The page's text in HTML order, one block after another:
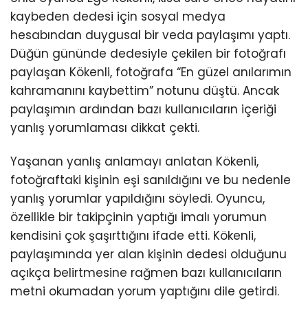
kaybeden dedesi için sosyal medya
hesabından duygusal bir veda paylaşımı yaptı.
Düğün gününde dedesiyle çekilen bir fotoğrafı
paylaşan Kökenli, fotoğrafa “En güzel anılarımın
kahramanını kaybettim” notunu düştü. Ancak
paylaşımın ardından bazı kullanıcıların içeriği
yanlış yorumlaması dikkat çekti.
Yaşanan yanlış anlamayı anlatan Kökenli,
fotoğraftaki kişinin eşi sanıldığını ve bu nedenle
yanlış yorumlar yapıldığını söyledi. Oyuncu,
özellikle bir takipçinin yaptığı imalı yorumun
kendisini çok şaşırttığını ifade etti. Kökenli,
paylaşımında yer alan kişinin dedesi olduğunu
açıkça belirtmesine rağmen bazı kullanıcıların
metni okumadan yorum yaptığını dile getirdi.